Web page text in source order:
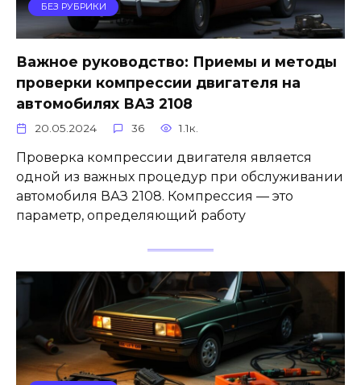
БЕЗ РУБРИКИ
Важное руководство: Приемы и методы
проверки компрессии двигателя на
автомобилях ВАЗ 2108
20.05.2024 36 1.1к.
Проверка компрессии двигателя является
одной из важных процедур при обслуживании
автомобиля ВАЗ 2108. Компрессия — это
параметр, определяющий работу